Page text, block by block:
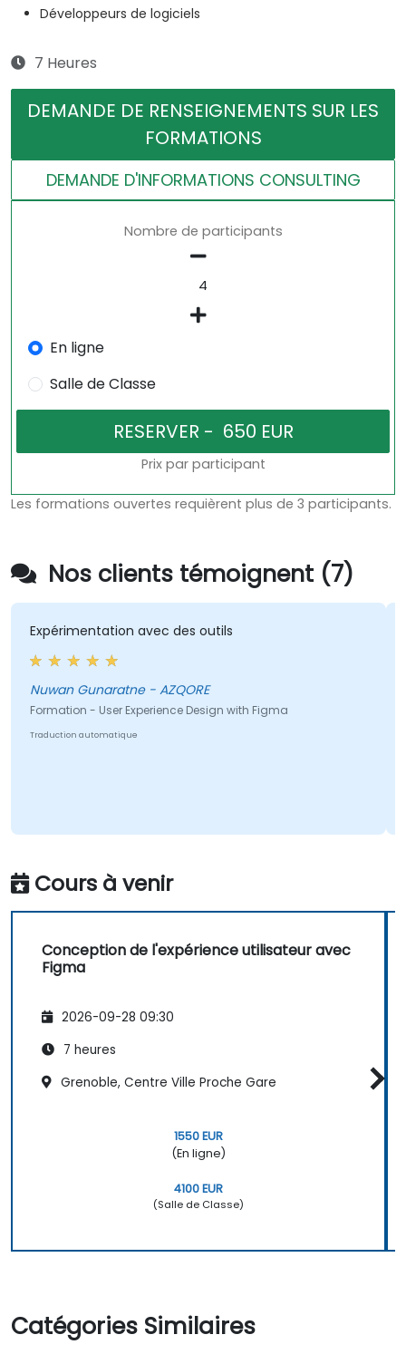
Développeurs de logiciels
7 Heures
DEMANDE DE RENSEIGNEMENTS SUR LES
FORMATIONS
DEMANDE D'INFORMATIONS CONSULTING
Nombre de participants
En ligne
Salle de Classe
Prix par participant
Les formations ouvertes requièrent plus de 3 participants.
Nos clients témoignent (7)
Expérimentation avec des outils
Nuwan Gunaratne - AZQORE
Formation - User Experience Design with Figma
Traduction automatique
Cours à venir
Conception de l'expérience utilisateur avec
Figma
2026-09-28 09:30
7 heures
Grenoble, Centre Ville Proche Gare
1550 EUR
(En ligne)
4100 EUR
(Salle de Classe)
Catégories Similaires